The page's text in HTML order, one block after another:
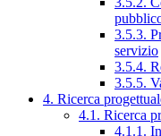
3.5.3.
servizio
3.5.4.
3.5.5.
4. Ricerca
4.1. Ricerca
4.1.1.